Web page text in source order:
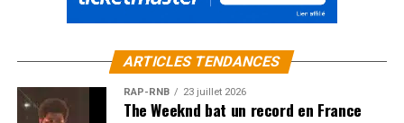
ARTICLES TENDANCES
RAP-RNB 23 juillet 2026
The Weeknd bat un record en France